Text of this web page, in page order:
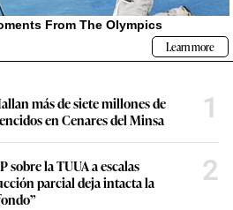
más de siete millones de
en Cenares del Minsa
1
sobre la TUUA a escalas
parcial deja intacta la
2